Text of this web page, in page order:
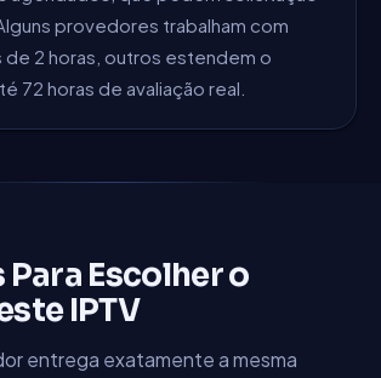
provedores trabalham com
de 2 horas, outros estendem o
72 horas de avaliação real.
Escolher o
IPTV
entrega exatamente a mesma